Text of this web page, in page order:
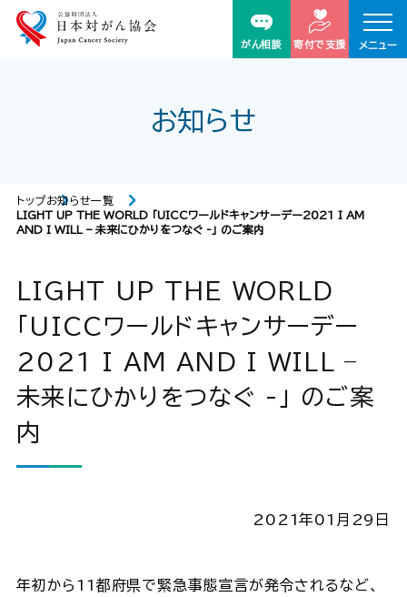
がん相談 寄付で支援 メニュー
お知らせ
トップお知らせ一覧
LIGHT UP THE WORLD 「UICCワールドキャンサーデー2021 I AM
AND I WILL – 未来にひかりをつなぐ -」 のご案内
LIGHT UP THE WORLD
「UICCワールドキャンサーデー
2021 I AM AND I WILL –
未来にひかりをつなぐ -」 のご案
内
2021年01月29日
年初から11都府県で緊急事態宣言が発令されるなど、